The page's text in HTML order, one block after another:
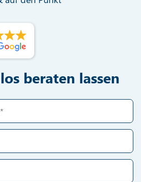
über Ihr Projekt
Wir helfen Ihnen dabei!
lassen Sie uns Ihre
statt